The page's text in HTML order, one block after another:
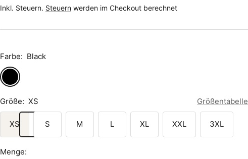
Inkl. Steuern. Steuernwerden im Checkout berechnet
Farbe: Black
Black
Größe: XS Größentabelle
XS S M L XL XXL 3XL
Menge: